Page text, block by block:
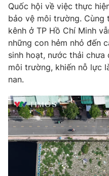
Thị trường
Góc doanh nghiệp
Truyền hình
Phim VTV
Hậu trường
Nhân vật
Khán giả
Giải sao mai
Giải trí
Điện ảnh
Âm nhạc
Sao
Đời sống
Du lịch
Làm đẹp
Chất lượng cuộc sống
Giáo dục
Tuyển sinh
Học trực tuyến
Công nghệ
Hitech Công nghệ tương
Giao lưu trực tuyến
Quốc hội về việc thực
bảo vệ môi trường. Cùng
kênh ở TP Hồ Chí Minh
những con hẻm nhỏ đến
sinh hoạt, nước thải
môi trường, khiến nỗ lực
nan.